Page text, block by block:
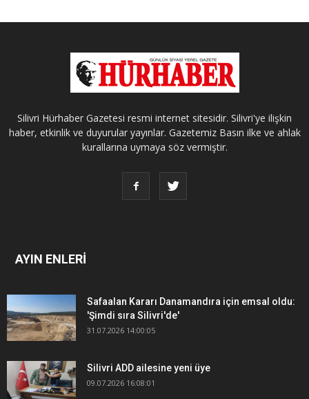
Silivri Hürhaber Gazetesi resmi internet sitesidir. Silivri'ye ilişkin
haber, etkinlik ve duyurular yayınlar. Gazetemiz Basın ilke ve ahlak
kurallarına uymaya söz vermiştir.
AYIN ENLERİ
Safaalan Kararı Danamandıra için emsal oldu:
'Şimdi sıra Silivri'de'
31.07.2026 14:00:05
Silivri ADD ailesine yeni üye
09.07.2026 16:08:01